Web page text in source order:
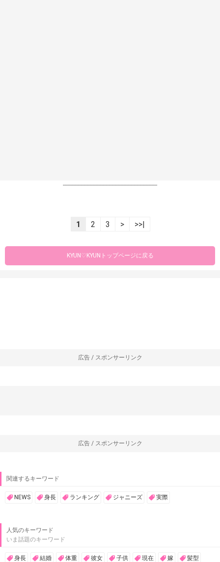
----------------------------------------------------------------
1 2 3 > >>|
KYUN♡KYUNトップページに戻る
広告 / スポンサーリンク
広告 / スポンサーリンク
関連するキーワード
NEWS 身長 ランキング ジャニーズ 実際
人気のキーワード
いま話題のキーワード
身長 結婚 体重 彼女 子供 現在 嫁 髪型